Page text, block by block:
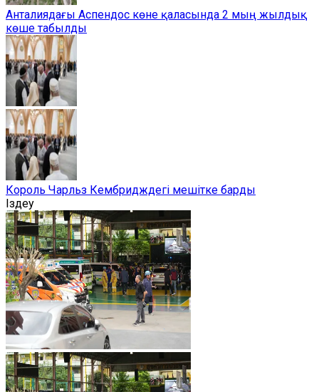
Анталиядағы Аспендос көне қаласында 2 мың жылдық
көше табылды
Король Чарльз Кембридждегі мешітке барды
Іздеу